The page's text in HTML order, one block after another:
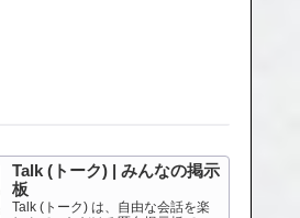
Talk (トーク) | みんなの掲示
板
Talk (トーク) は、自由な会話を楽